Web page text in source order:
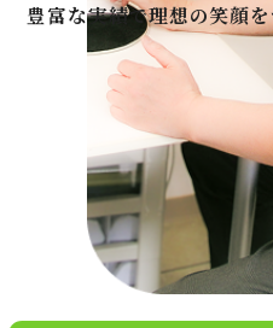
豊富な実績で理想の笑顔を